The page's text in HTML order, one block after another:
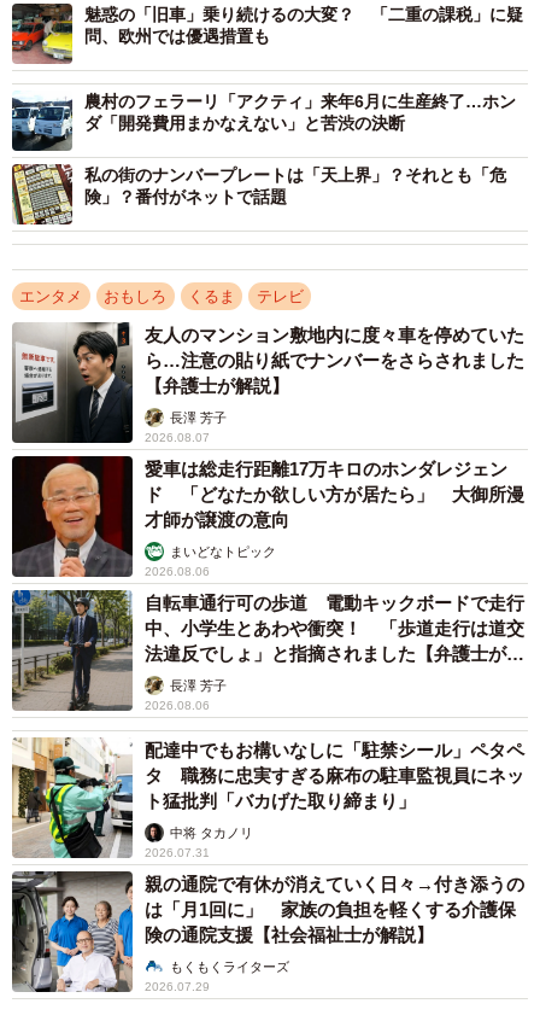
伊藤さんは普段からオフィシャルブログ「Kazue Diary」
やツイッターに愛車の話題を投稿します。
「間も無く265000Km走行 まだ調子良く走ってます
よ 近所の買い物にしか使ってないけど…平成2年から乗っ
てます。日産セドリックシーマ」（5月18日）。
「平成2年から乗り続けている、日産y31セドリックシー
マ 265055キロ走行 近所の買い物でしか使わないので走
行距離はなかなか伸びませんが、快調に走ってます」（6月
17日）。
ツイッターではファンからの質問にも回答。塗装をし直
したのかという質問には、「セルフです。父と一緒に傷の
部分を塗り直しました」と回答。部品については、「エア
サスも二度ほど交換しました。パワーウィンドウは一度も
壊れてないです」「日本車は優秀ですよ…外車に乗ったこ
とないけど…多分日本の気候に合っているのもあると思い
ます」等、マニアックなやりとりを交わします。
販売店からのサプライズ
伊藤さん側から教えてもらった販売店に話を聞くと、
「30年乗り続けているのはとっても珍しいこと。素晴らし
いことです。いかにやさしく扱っているかわかります。乗
り続けながらの30年はすばらしいです」と伊藤さんの車の
扱いを大絶賛。
通常、新車は10年を超えると保証や部品調達の難しさか
ら乗り換える人がほとんどだそう。伊藤さんのように初代
シーマを30年乗り続けている人は「本当に少ない、ほとん
魅惑の「旧車」乗り続けるの大変？ 「二重の課税」に疑
問、欧州では優遇措置も
農村のフェラーリ「アクティ」来年6月に生産終了…ホン
ダ「開発費用まかなえない」と苦渋の決断
私の街のナンバープレートは「天上界」？それとも「危
険」？番付がネットで話題
エンタメ おもしろ くるま テレビ
友人のマンション敷地内に度々車を停めていた
ら…注意の貼り紙でナンバーをさらされました
【弁護士が解説】
長澤 芳子
2026.08.07
愛車は総走行距離17万キロのホンダレジェン
ド 「どなたか欲しい方が居たら」 大御所漫
才師が譲渡の意向
まいどなトピック
2026.08.06
自転車通行可の歩道 電動キックボードで走行
中、小学生とあわや衝突！ 「歩道走行は道交
法違反でしょ」と指摘されました【弁護士が解
説】長澤 芳子
2026.08.06
配達中でもお構いなしに「駐禁シール」ペタペ
タ 職務に忠実すぎる麻布の駐車監視員にネッ
ト猛批判「バカげた取り締まり」
中将 タカノリ
2026.07.31
親の通院で有休が消えていく日々→付き添うの
は「月1回に」 家族の負担を軽くする介護保
険の通院支援【社会福祉士が解説】
もくもくライターズ
2026.07.29